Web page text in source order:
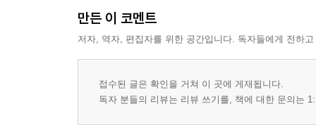
만든 이 코멘트
저자, 역자, 편집자를 위한 공간입니다. 독자들에게 전하
접수된 글은 확인을 거쳐 이 곳에 게재됩니다.
독자 분들의 리뷰는 리뷰 쓰기를, 책에 대한 문의는